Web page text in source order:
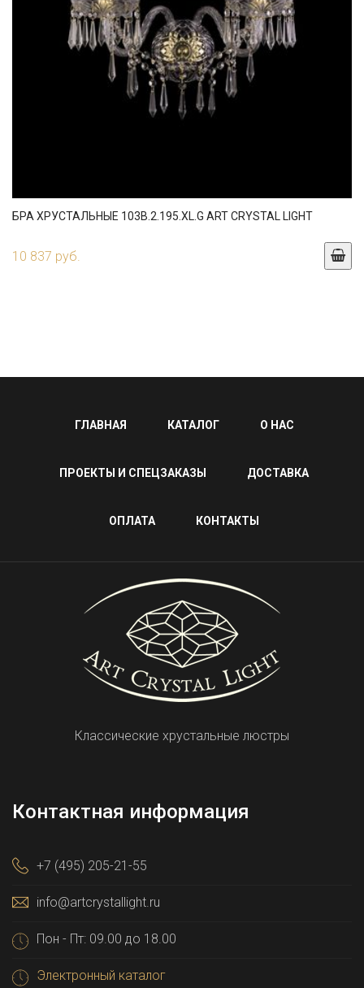
БРА ХРУСТАЛЬНЫЕ 103B.2.195.XL.G ART CRYSTAL LIGHT
10 837 руб.
ГЛАВНАЯ КАТАЛОГ О НАС
ПРОЕКТЫ И СПЕЦЗАКАЗЫ ДОСТАВКА
ОПЛАТА КОНТАКТЫ
Классические хрустальные люстры
Контактная информация
+7 (495) 205-21-55
info@artcrystallight.ru
Пон - Пт: 09.00 до 18.00
Электронный каталог